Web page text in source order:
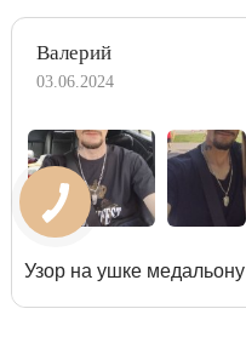
Валерий
03.06.2024
Узор на ушке медальону